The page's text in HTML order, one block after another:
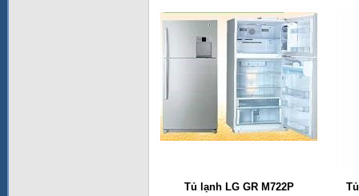
Tủ lạnh LG GR M722P